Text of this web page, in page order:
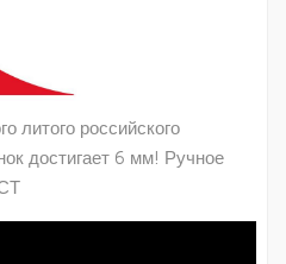
литого российского
достигает 6 мм! Ручное